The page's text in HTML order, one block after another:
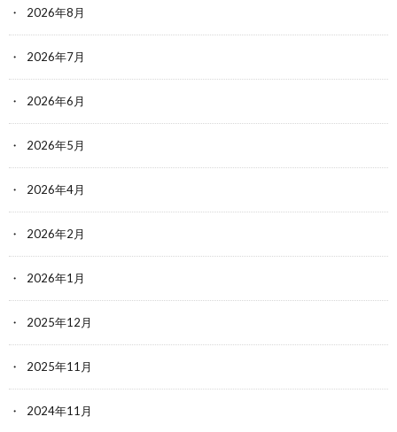
2026年8月
2026年7月
2026年6月
2026年5月
2026年4月
2026年2月
2026年1月
2025年12月
2025年11月
2024年11月